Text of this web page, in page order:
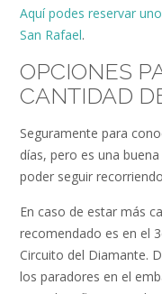
Aquí podes reservar
San Rafael.
OPCIONES
CANTIDAD
Seguramente para
días, pero es una
poder seguir
En caso de estar más
recomendado es en el
Circuito del Diamante.
los paradores en el